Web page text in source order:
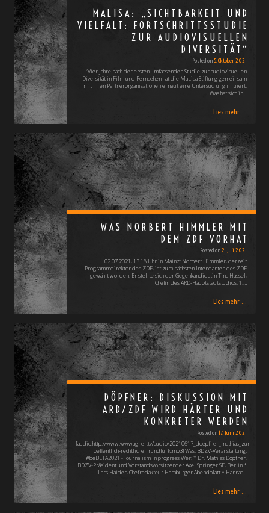
MALISA: „SICHTBARKEIT UND
VIELFALT: FORTSCHRITTSSTUDIE
ZUR AUDIOVISUELLEN
DIVERSITÄT“
Posted on5. Oktober 2021
“Vier Jahre nach der ersten umfassenden Studie zur audiovisuellen
Diversität in Film und Fernsehen hat die MaLisa Stiftung gemeinsam
mit ihren Partnerorganisationen erneut eine Untersuchung initiiert.
Was hat sich in…
Lies mehr ...
WAS NORBERT HIMMLER MIT
DEM ZDF VORHAT
Posted on2. Juli 2021
02.07.2021, 13.18 Uhr in Mainz: Norbert Himmler, derzeit
Programmdirektor des ZDF, ist zum nächsten Intendanten des ZDF
gewählt worden. Er stellte sich der Gegenkandidatin Tina Hassel,
Chefin des ARD-Hauptstadtstudios. 1.…
Lies mehr ...
DÖPFNER: DISKUSSION MIT
ARD/ZDF WIRD HÄRTER UND
KONKRETER WERDEN
Posted on 17. Juni 2021
[audio:http://www.wwwagner.tv/audio/20210617_doepfner_mathias_zum
oeffentlich-rechtlichen rundfunk.mp3] Was: BDZV-Veranstaltung:
#beBETA2021 - journalism in progress Wer: * Dr. Mathias Döpfner,
BDZV-Präsident und Vorstandsvorsitzender Axel Springer SE, Berlin *
Lars Haider, Chefredakteur Hamburger Abendblatt * Hannah…
Lies mehr ...